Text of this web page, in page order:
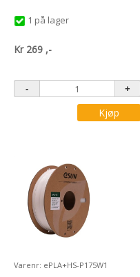
1 på lager
Kr 269 ,-
Kjøp
Varenr: ePLA+HS-P175W1